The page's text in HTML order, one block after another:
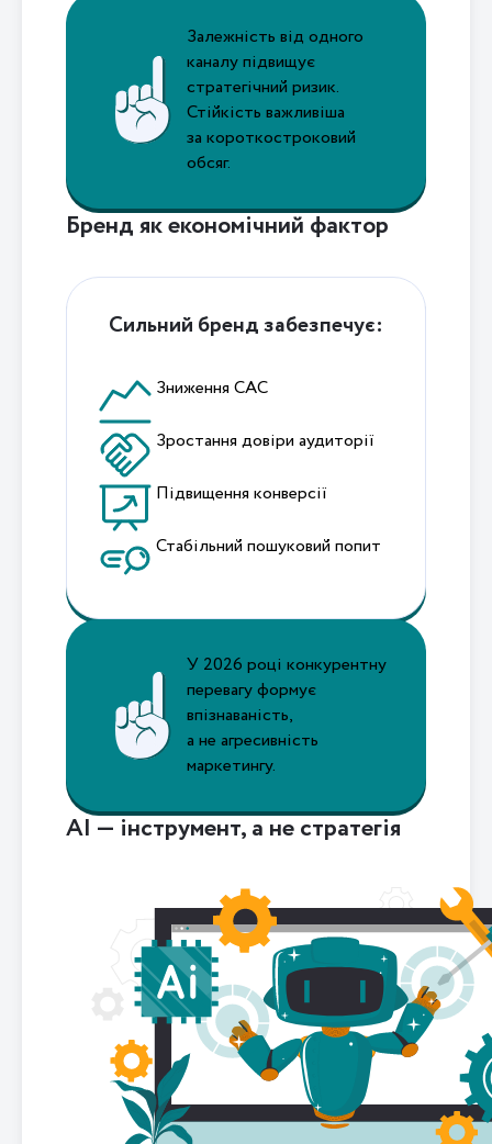
Залежність від одного
каналу підвищує
стратегічний ризик.
Стійкість важливіша
за короткостроковий
обсяг.
Бренд як економічний фактор
Сильний бренд забезпечує:
Зниження CAC
Зростання довіри аудиторії
Підвищення конверсії
Стабільний пошуковий попит
У 2026 році конкурентну
перевагу формує
впізнаваність,
а не агресивність
маркетингу.
AI — інструмент, а не стратегія